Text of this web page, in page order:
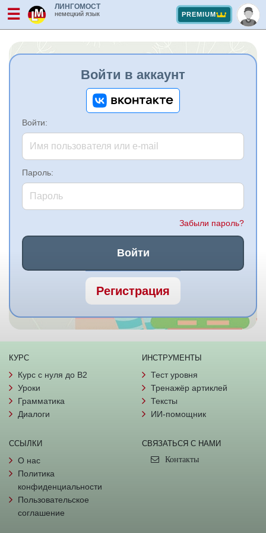
☰ ЛИНГОМОСТ
немецкий язык PREMIUM
Войти в аккаунт
Войти:
Пароль:
Забыли пароль?
Войти
Регистрация
КУРС
Курс с нуля до B2
Уроки
Грамматика
Диалоги
ИНСТРУМЕНТЫ
Тест уровня
Тренажёр артиклей
Тексты
ИИ-помощник
ССЫЛКИ
О нас
Политика
конфиденциальности
Пользовательское
соглашение
СВЯЗАТЬСЯ С НАМИ
Контакты